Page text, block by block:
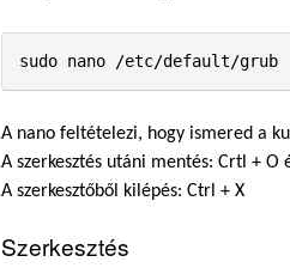
sudo nano /etc/default/grub
A nano feltételezi, hogy ismered a
A szerkesztés utáni mentés: Crtl + O
A szerkesztőből kilépés: Ctrl + X
Szerkesztés